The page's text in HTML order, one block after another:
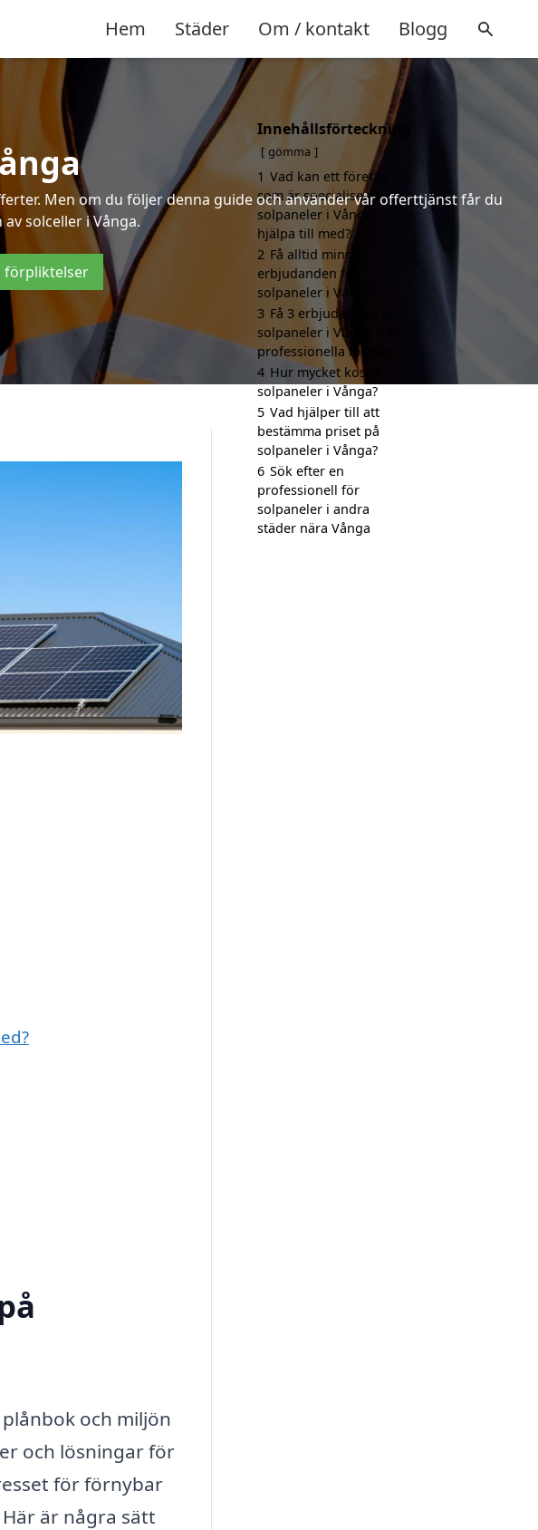
Hem Städer Om / kontakt Blogg
Men om du följer denna guide och använder vår offerttjänst får du
solceller i Vånga.
förpliktelser
och miljön
och lösningar för
för förnybar
är några sätt
Innehållsförteckning
gömma
1 Vad kan ett företag
som är specialiserat på
solpaneler i Vånga
hjälpa till med?
2 Få alltid minst 3
erbjudanden för
solpaneler i Vånga
3 Få 3 erbjudanden för
solpaneler i Vånga från
professionella företag
4 Hur mycket kostar
solpaneler i Vånga?
5 Vad hjälper till att
bestämma priset på
solpaneler i Vånga?
6 Sök efter en
professionell för
solpaneler i andra
städer nära Vånga